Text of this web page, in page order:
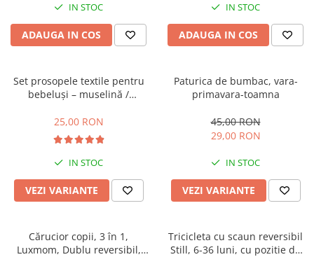
IN STOC
ADAUGA IN COS
IN STOC
ADAUGA IN COS
Set prosopele textile pentru
bebeluși – muselină /
25,00 RON
IN STOC
VEZI VARIANTE
Paturica de bumbac, vara-
primavara-toamna
45,00 RON
29,00 RON
IN STOC
VEZI VARIANTE
Cărucior copii, 3 în 1,
Luxmom, Dublu reversibil,
Tricicleta cu scaun reversibil
Still, 6-36 luni, cu pozitie de